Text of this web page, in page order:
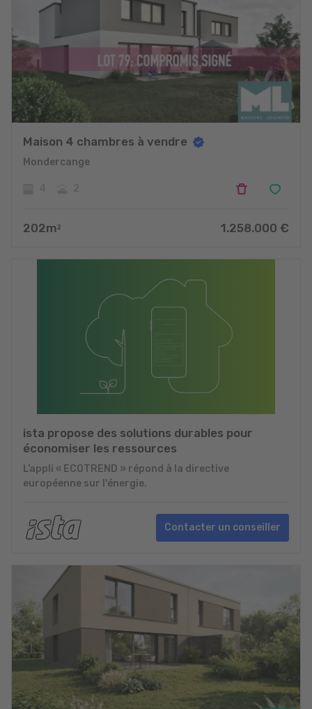
Maison 4 chambres à vendre
Mondercange
202m 2 1.258.000 €
ista propose des solutions durables pour
économiser les ressources
L’appli « ECOTREND » répond à la directive
européenne sur l'énergie.
Contacter un conseiller